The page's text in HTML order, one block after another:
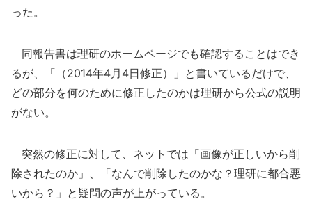
った。
同報告書は理研のホームページでも確認することはでき
るが、「（2014年4月4日修正）」と書いているだけで、
どの部分を何のために修正したのかは理研から公式の説明
がない。
突然の修正に対して、ネットでは「画像が正しいから削
除されたのか」、「なんで削除したのかな？理研に都合悪
いから？」と疑問の声が上がっている。